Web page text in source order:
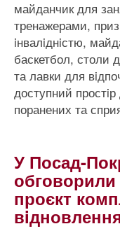
майданчик для
тренажерами,
iнвалiднiстю,
баскетбол, столи
та лавки для
доступний
поранених та
У Посад-
проєкт